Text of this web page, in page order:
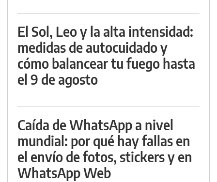
El Sol, Leo y la alta intensidad:
medidas de autocuidado y
cómo balancear tu fuego hasta
el 9 de agosto
Caída de WhatsApp a nivel
mundial: por qué hay fallas en
el envío de fotos, stickers y en
WhatsApp Web